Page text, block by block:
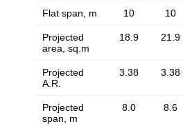
Flat span, m 10 10
Projected
area, sq.m
18.9 21.9
Projected
A.R.
3.38 3.38
Projected
span, m
8.0 8.6